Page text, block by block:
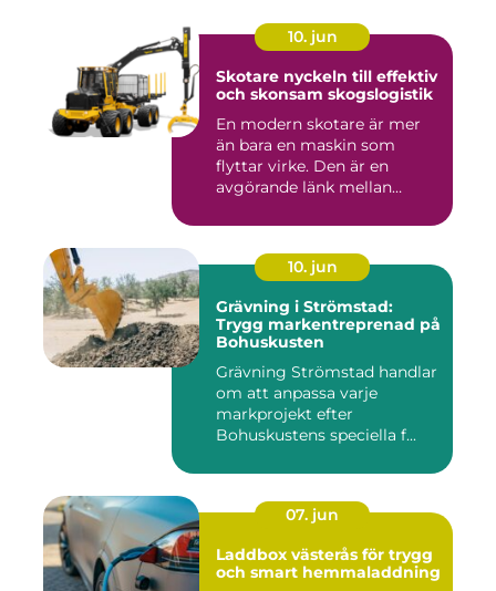
10. jun
Skotare nyckeln till effektiv
och skonsam skogslogistik
En modern skotare är mer
än bara en maskin som
flyttar virke. Den är en
avgörande länk mellan
10. jun
Grävning i Strömstad:
Trygg markentreprenad på
Bohuskusten
Grävning Strömstad handlar
om att anpassa varje
markprojekt efter
Bohuskustens speciella f...
07. jun
Laddbox västerås för trygg
och smart hemmaladdning